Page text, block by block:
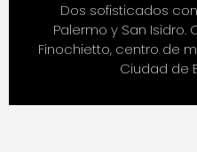
Dos sofisticados
Palermo y San Isidro.
Finochietto, centro de
Ciudad de